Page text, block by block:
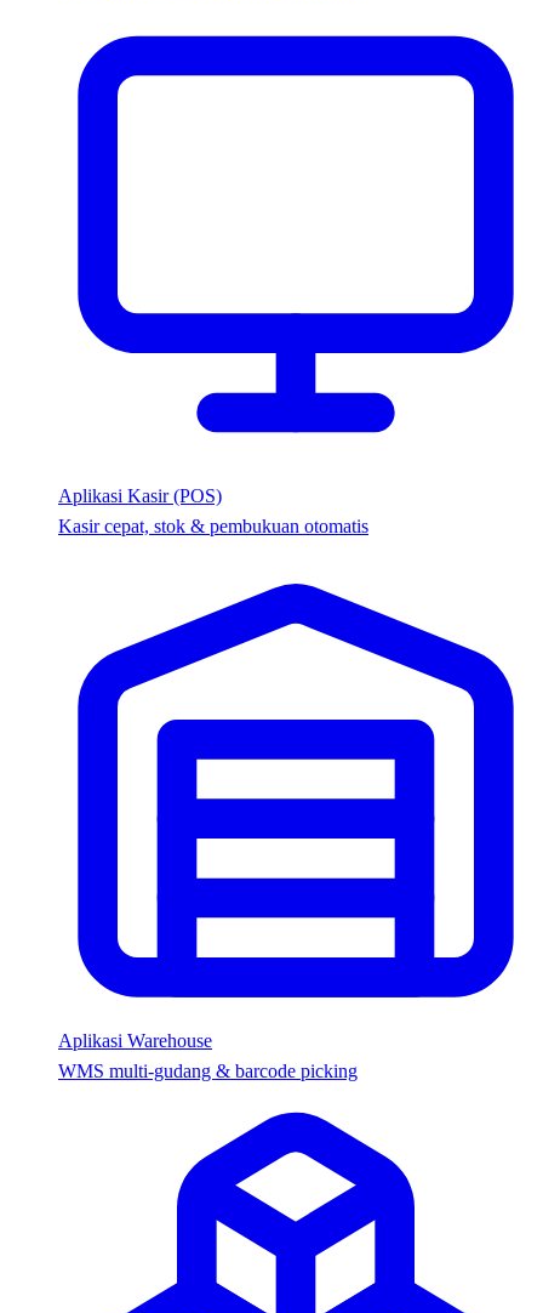
Aplikasi Kasir (POS)
Kasir cepat, stok & pembukuan otomatis
Aplikasi Warehouse
WMS multi-gudang & barcode picking